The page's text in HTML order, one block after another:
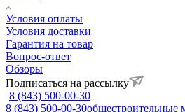
Условия оплаты
Условия доставки
Гарантия на товар
Вопрос-ответ
Обзоры
Подписаться на рассылку
8 (843) 500-00-30
8 (843) 500-00-30общестроительные